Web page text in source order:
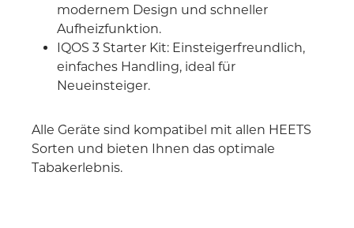
modernem Design und schneller
Aufheizfunktion.
IQOS 3 Starter Kit: Einsteigerfreundlich,
einfaches Handling, ideal für
Neueinsteiger.
Alle Geräte sind kompatibel mit allen HEETS
Sorten und bieten Ihnen das optimale
Tabakerlebnis.